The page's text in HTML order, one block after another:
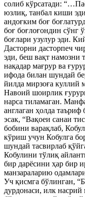
солиб кўрсатади:
юзлиқ, танбал киши
андоғким боғ
боғ боғлоғондин сўнг
боғлари узулур эди.
Дасторни дасторпеч
эди, беш вақт
нақадар мағрур ва
ифода билан шундай
йилда мирзоға куллий
Навоий шоирлик
нарса тиламаган.
англаган ҳолда таъриф
эсак, “Вақоеи санаи
бобини варақлаб,
кўриш учун Кобулга
шундай тасвирлаб
Кобулини тўлиқ
бир дарёсини ҳар бир
манзараларию
Уч қисмга бўлинган,
дурдонаси, илк